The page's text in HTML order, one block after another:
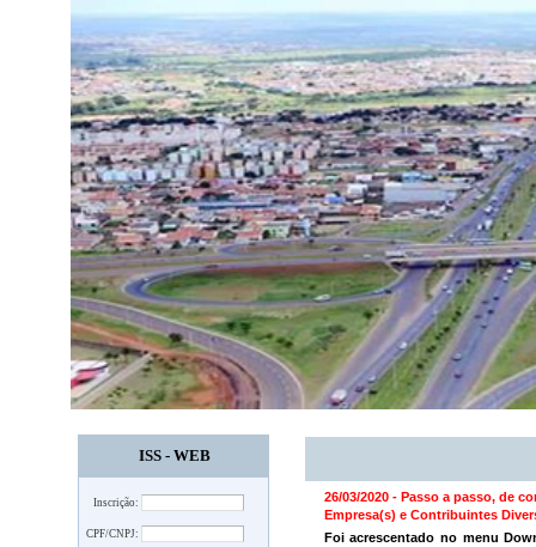
ISS - WEB
Inscrição:
CPF/CNPJ:
26/03/2020 - Passo a passo, de
Empresa(s) e Contribuintes
Foi acrescentado no menu